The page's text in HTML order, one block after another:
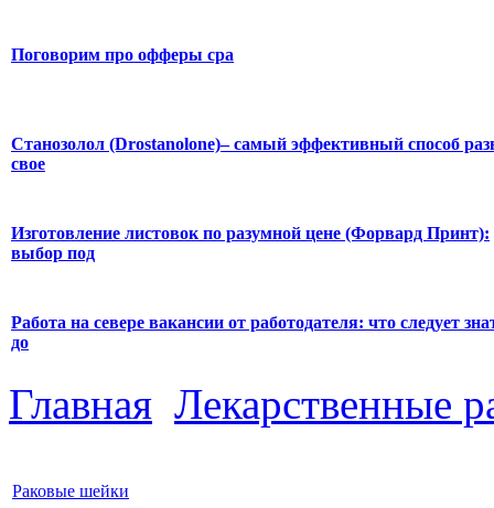
Поговорим про офферы cpa
Станозолол (Drostanolone)– самый эффективный способ
свое
Изготовление листовок по разумной цене (Форвард Принт):
выбор под
Работа на севере вакансии от работодателя: что следует
до
Главная Лекарственные
Раковые шейки